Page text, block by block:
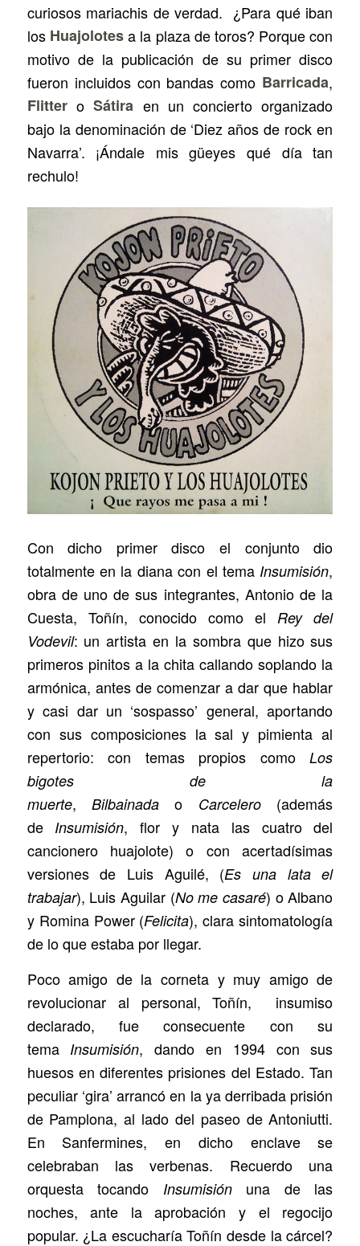
curiosos mariachis de verdad. ¿Para qué iban
los Huajolotesa la plaza de toros? Porque con
motivo de la publicación de su primer disco
fueron incluidos con bandas como Barricada,
FlitteroSátira en un concierto organizado
bajo la denominación de ‘Diez años de rock en
Navarra’. ¡Ándale mis güeyes qué día tan
rechulo!
Con dicho primer disco el conjunto dio
totalmente en la diana con el tema Insumisión,
obra de uno de sus integrantes, Antonio de la
Cuesta, Toñín, conocido como el Rey del
Vodevil: un artista en la sombra que hizo sus
primeros pinitos a la chita callando soplando la
armónica, antes de comenzar a dar que hablar
y casi dar un ‘sospasso’ general, aportando
con sus composiciones la sal y pimienta al
repertorio: con temas propios comoLos
bigotes de la
muerte,Bilbainada o Carcelero (además
de Insumisión, flor y nata las cuatro del
cancionero huajolote) o con acertadísimas
versiones de Luis Aguilé, (Es una lata el
trabajar), Luis Aguilar (No me casaré) o Albano
y Romina Power (Felicita), clara sintomatología
de lo que estaba por llegar.
Poco amigo de la corneta y muy amigo de
revolucionar al personal, Toñín, insumiso
declarado, fue consecuente con su
tema Insumisión, dando en 1994 con sus
huesos en diferentes prisiones del Estado. Tan
peculiar ‘gira’ arrancó en la ya derribada prisión
de Pamplona, al lado del paseo de Antoniutti.
En Sanfermines, en dicho enclave se
celebraban las verbenas. Recuerdo una
orquesta tocando Insumisiónuna de las
noches, ante la aprobación y el regocijo
popular. ¿La escucharía Toñín desde la cárcel?